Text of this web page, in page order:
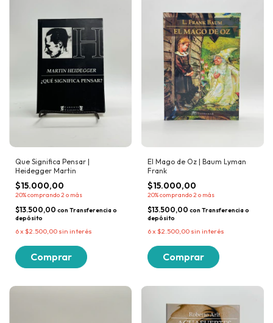
Que Significa Pensar |
Heidegger Martin
$15.000,00
20%comprando 2 o más
$13.500,00 con Transferencia o
depósito
6x $2.500,00 sin interés
El Mago de Oz | Baum Lyman
Frank
$15.000,00
20%comprando 2 o más
$13.500,00 con Transferencia o
depósito
6x $2.500,00 sin interés